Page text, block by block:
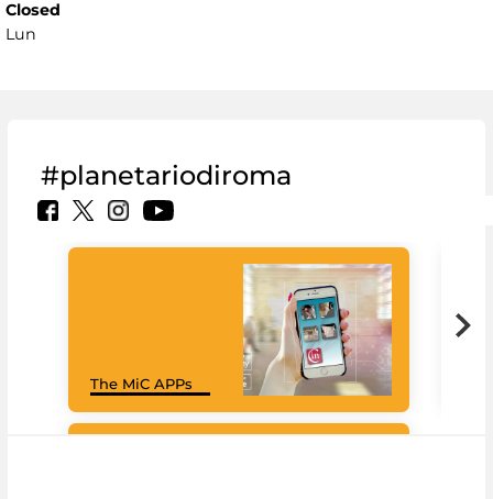
Closed
Lun
#planetariodiroma
The MiC APPs